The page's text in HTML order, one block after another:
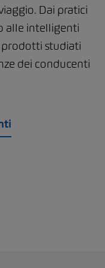
Dai pratici
alle intelligenti
studiati
dei conducenti